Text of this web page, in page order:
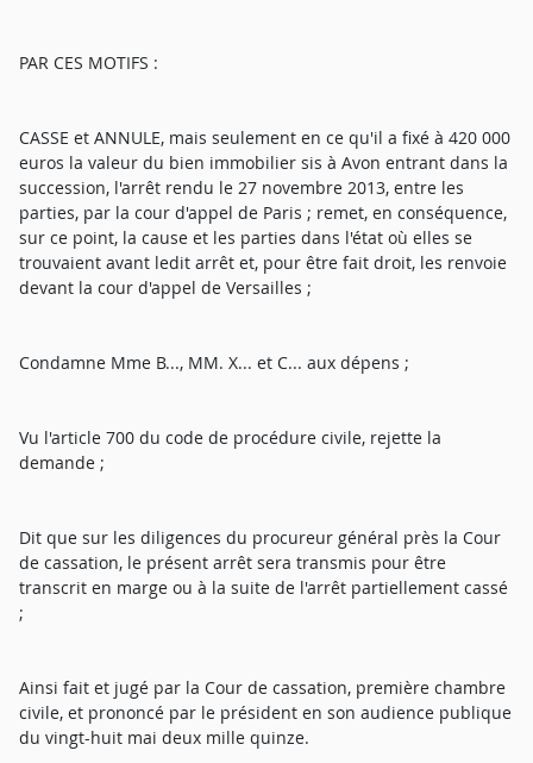
PAR CES MOTIFS :
CASSE et ANNULE, mais seulement en ce qu'il a fixé à 420 000
euros la valeur du bien immobilier sis à Avon entrant dans la
succession, l'arrêt rendu le 27 novembre 2013, entre les
parties, par la cour d'appel de Paris ; remet, en conséquence,
sur ce point, la cause et les parties dans l'état où elles se
trouvaient avant ledit arrêt et, pour être fait droit, les renvoie
devant la cour d'appel de Versailles ;
Condamne Mme B..., MM. X... et C... aux dépens ;
Vu l'article 700 du code de procédure civile, rejette la
demande ;
Dit que sur les diligences du procureur général près la Cour
de cassation, le présent arrêt sera transmis pour être
transcrit en marge ou à la suite de l'arrêt partiellement cassé
;
Ainsi fait et jugé par la Cour de cassation, première chambre
civile, et prononcé par le président en son audience publique
du vingt-huit mai deux mille quinze.